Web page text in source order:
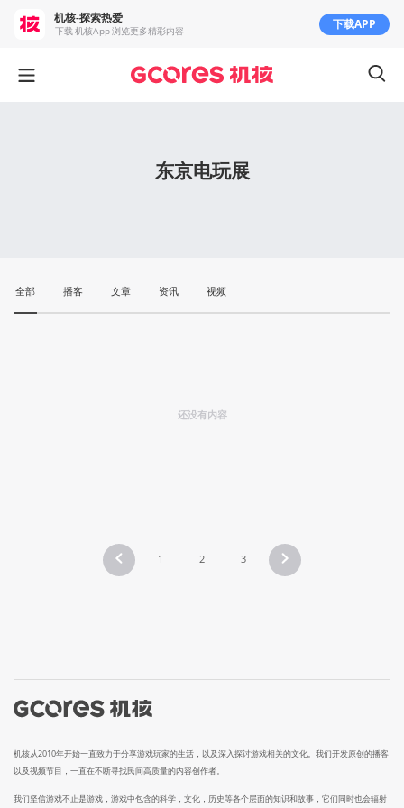
东京电玩展
全部 播客 文章 资讯 视频
还没有内容
1 2 3
机核从2010年开始一直致力于分享游戏玩家的生活，以及深入探讨游戏相关的文化。我们开发原创的播客
以及视频节目，一直在不断寻找民间高质量的内容创作者。
我们坚信游戏不止是游戏，游戏中包含的科学，文化，历史等各个层面的知识和故事，它们同时也会辐射
机核-探索热爱
下载 机核App 浏览更多精彩内容 下载APP